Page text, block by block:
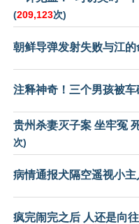
(209,123次)
朝鲜导弹发射失败与江的
注释神奇！三个男孩被
贵州杀妻灭子案 坐牢冤
次)
病情通报犬隔空遥视小主
疯完闹完之后 人还是向